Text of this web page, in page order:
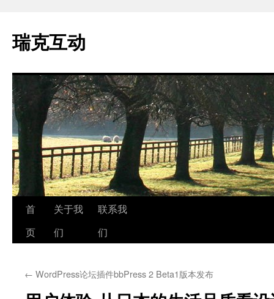
瑞克互动
跳
至
文
首
页
关于我
们
联系我
们
← WordPress论坛插件bbPress 2 Beta1版本发布